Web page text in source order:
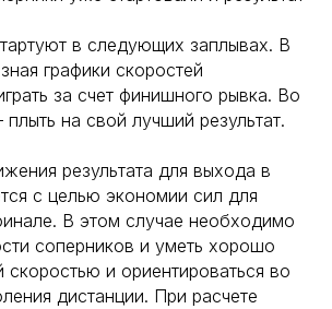
в следующих заплывах. В
графики скоростей
за счет финишного рывка. Во
на свой лучший результат.
результата для выхода в
с целью экономии сил для
В этом случае необходимо
соперников и уметь хорошо
скоростью и ориентироваться во
дистанции. При расчете